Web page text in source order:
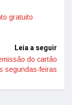
gratuito
Leia a seguir
do cartão
segundas-feiras